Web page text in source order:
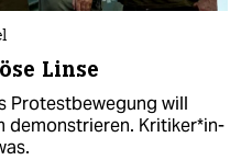
Linse
Protestbewegung will
demonstrieren. Kri­ti­ke­r*in­